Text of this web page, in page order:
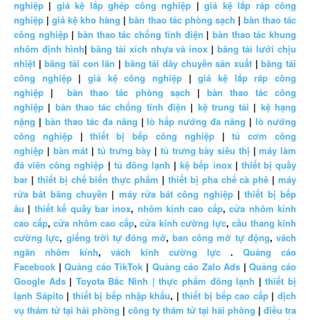
nghiệp | giá kệ lắp ghép công nghiệp |giá kệ lắp ráp công
nghiệp |giá kệ kho hàng |bàn thao tác phòng sạch | bàn thao tác
công nghiệp|bàn thao tác chống tĩnh điện | bàn thao tác khung
nhôm định hình| băng tải xích nhựa và inox |băng tải lưới chịu
nhiệt |băng tải con lăn | băng tải dây chuyền sản xuất |băng tải
công nghiệp|giá kệ công nghiệp |giá kệ lắp ráp công
nghiệp |bàn thao tác phòng sạch | bàn thao tác công
nghiệp | bàn thao tác chống tĩnh điện | kệ trung tải | kệ hạng
nặng | bàn thao tác đa năng |lò hấp nướng đa năng |lò nướng
công nghiệp|thiết bị bếp công nghiệp|tủ cơm công
nghiệp | bàn mát | tủ trưng bày | tủ trưng bày siêu thị |máy làm
đá viên công nghiệp | tủ đông lạnh |kệ bếp inox| thiết bị quầy
bar | thiết bị chế biến thực phẩm | thiết bị pha chế cà phê | máy
rửa bát băng chuyền | máy rửa bát công nghiệp|thiết bị bếp
âu | thiết kế quầy bar inox, nhôm kính cao cấp,cửa nhôm kính
cao cấp, cửa nhôm cao cấp, cửa kính cường lực, cầu thang kính
cường lực, giếng trời tự đóng mở, ban công mở tự động, vách
ngăn nhôm kính, vách kính cường lực . Quảng cáo
Facebook |Quảng cáo TikTok | Quảng cáo Zalo Ads |Quảng cáo
Google Ads| Toyota Bắc Ninh | thực phẩm đông lạnh |thiết bị
lạnh Sápito | thiết bị bếp nhập khẩu, |thiết bị bếp cao cấp|dịch
vụ thám tử tại hải phòng | công ty thám tử tại hải phòng | điều tra